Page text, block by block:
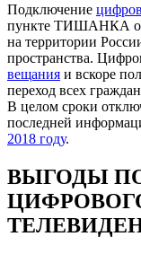
Подключение
пункте ТИШАНКА
на территории
пространства.
вещания и вскоре
переход всех
В целом сроки
последней
2018 году.
ВЫГОДЫ